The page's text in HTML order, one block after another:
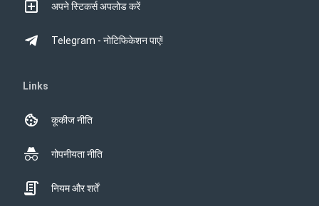
अपने स्टिकर्स अपलोड करें
Telegram - नोटिफिकेशन पाएं!
Links
कूकीज नीति
गोपनीयता नीति
नियम और शर्तें